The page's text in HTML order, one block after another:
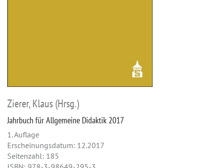
Zierer, Klaus (Hrsg.)
Jahrbuch für Allgemeine Didaktik 2017
1. Auflage
Erscheinungsdatum: 12.2017
Seitenzahl: 185